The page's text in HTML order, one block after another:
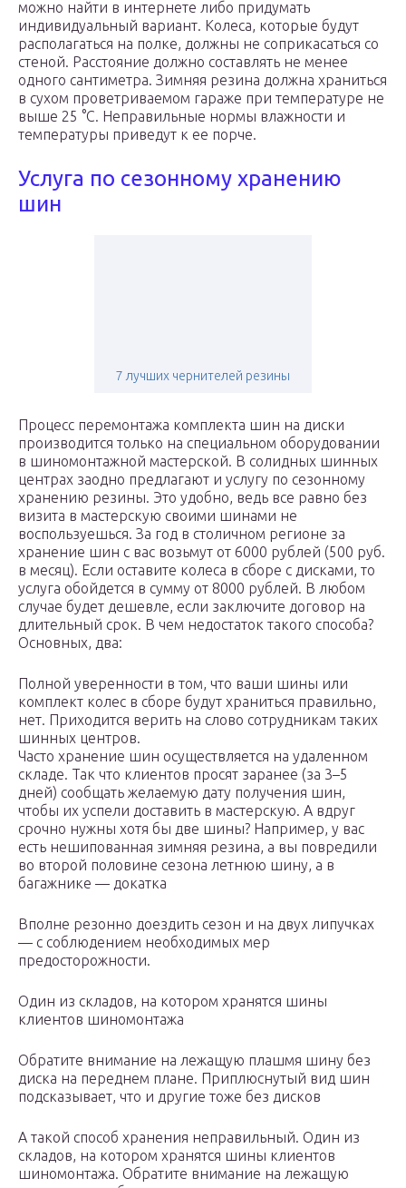
можно найти в интернете либо придумать
индивидуальный вариант. Колеса, которые будут
располагаться на полке, должны не соприкасаться со
стеной. Расстояние должно составлять не менее
одного сантиметра. Зимняя резина должна храниться
в сухом проветриваемом гараже при температуре не
выше 25 °С. Неправильные нормы влажности и
температуры приведут к ее порче.
Услуга по сезонному хранению
шин
7 лучших чернителей резины
Процесс перемонтажа комплекта шин на диски
производится только на специальном оборудовании
в шиномонтажной мастерской. В солидных шинных
центрах заодно предлагают и услугу по сезонному
хранению резины. Это удобно, ведь все равно без
визита в мастерскую своими шинами не
воспользуешься. За год в столичном регионе за
хранение шин с вас возьмут от 6000 рублей (500 руб.
в месяц). Если оставите колеса в сборе с дисками, то
услуга обойдется в сумму от 8000 рублей. В любом
случае будет дешевле, если заключите договор на
длительный срок. В чем недостаток такого способа?
Основных, два:
Полной уверенности в том, что ваши шины или
комплект колес в сборе будут храниться правильно,
нет. Приходится верить на слово сотрудникам таких
шинных центров.
Часто хранение шин осуществляется на удаленном
складе. Так что клиентов просят заранее (за 3–5
дней) сообщать желаемую дату получения шин,
чтобы их успели доставить в мастерскую. А вдруг
срочно нужны хотя бы две шины? Например, у вас
есть нешипованная зимняя резина, а вы повредили
во второй половине сезона летнюю шину, а в
багажнике — докатка
Вполне резонно доездить сезон и на двух липучках
— с соблюдением необходимых мер
предосторожности.
Один из складов, на котором хранятся шины
клиентов шиномонтажа
Обратите внимание на лежащую плашмя шину без
диска на переднем плане. Приплюснутый вид шин
подсказывает, что и другие тоже без дисков
А такой способ хранения неправильный. Один из
складов, на котором хранятся шины клиентов
шиномонтажа. Обратите внимание на лежащую